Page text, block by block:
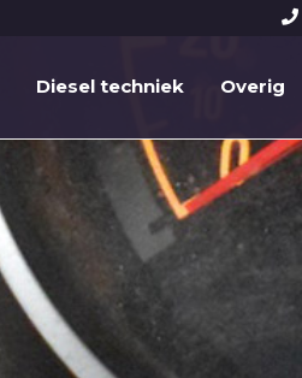
Diesel techniek Overig